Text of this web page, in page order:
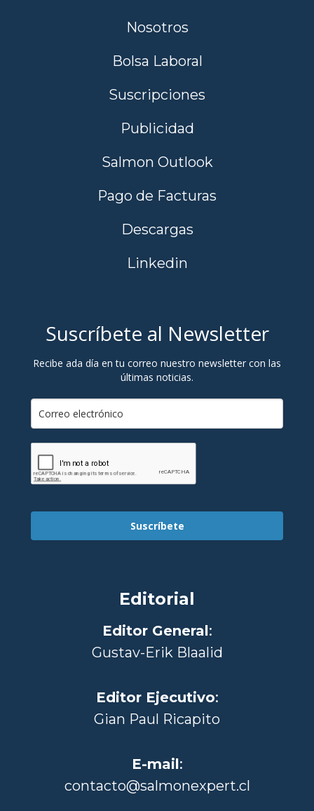
Nosotros
Bolsa Laboral
Suscripciones
Publicidad
Salmon Outlook
Pago de Facturas
Descargas
Linkedin
Suscríbete al Newsletter
Recibe ada día en tu correo nuestro newsletter con las
últimas noticias.
Suscríbete
Editorial
Editor General:
Gustav-Erik Blaalid
Editor Ejecutivo:
Gian Paul Ricapito
E-mail:
contacto@salmonexpert.cl